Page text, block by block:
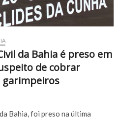
da Bahia é preso em
de cobrar
garimpeiros
Bahia, foi preso na última